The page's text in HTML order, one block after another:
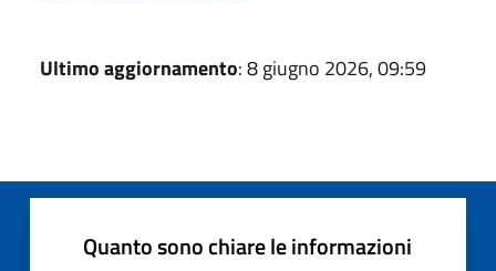
Ultimo aggiornamento: 8 giugno 2026, 09:59
Quanto sono chiare le informazioni